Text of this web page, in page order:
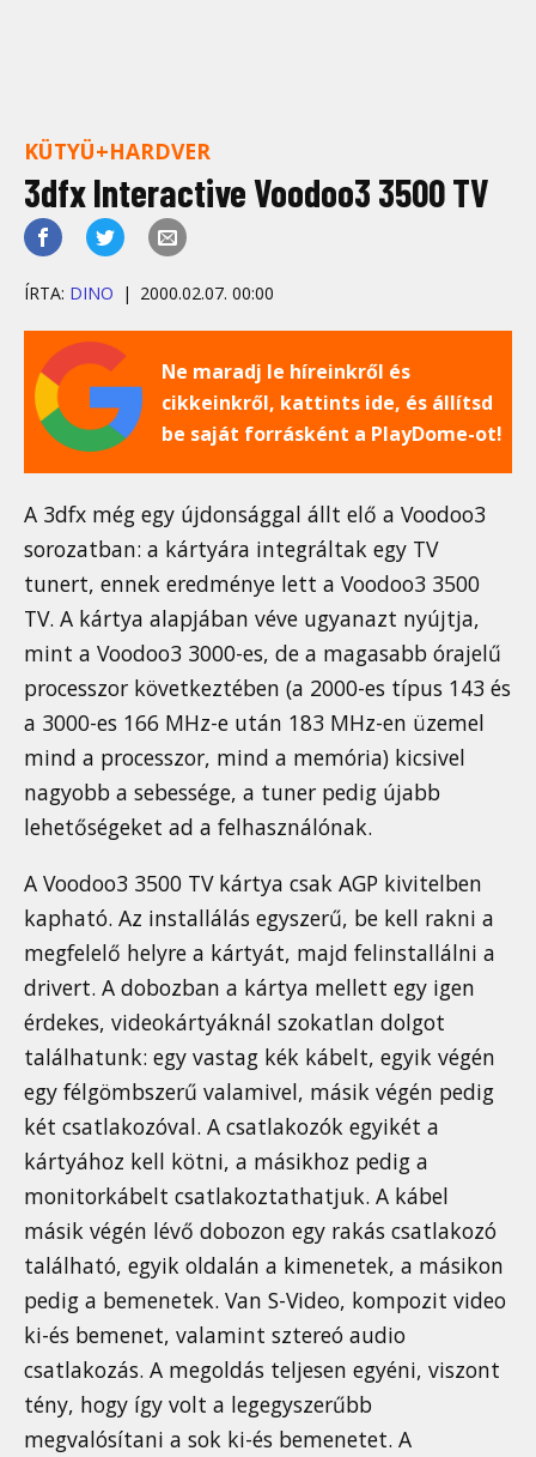
KÜTYÜ+HARDVER
3dfx Interactive Voodoo3 3500 TV
ÍRTA: DINO 2000.02.07. 00:00
Ne maradj le híreinkről és
cikkeinkről, kattints ide, és állítsd
be saját forrásként a PlayDome-ot!
A 3dfx még egy újdonsággal állt elő a Voodoo3
sorozatban: a kártyára integráltak egy TV
tunert, ennek eredménye lett a Voodoo3 3500
TV. A kártya alapjában véve ugyanazt nyújtja,
mint a Voodoo3 3000-es, de a magasabb órajelű
processzor következtében (a 2000-es típus 143 és
a 3000-es 166 MHz-e után 183 MHz-en üzemel
mind a processzor, mind a memória) kicsivel
nagyobb a sebessége, a tuner pedig újabb
lehetőségeket ad a felhasználónak.
A Voodoo3 3500 TV kártya csak AGP kivitelben
kapható. Az installálás egyszerű, be kell rakni a
megfelelő helyre a kártyát, majd felinstallálni a
drivert. A dobozban a kártya mellett egy igen
érdekes, videokártyáknál szokatlan dolgot
találhatunk: egy vastag kék kábelt, egyik végén
egy félgömbszerű valamivel, másik végén pedig
két csatlakozóval. A csatlakozók egyikét a
kártyához kell kötni, a másikhoz pedig a
monitorkábelt csatlakoztathatjuk. A kábel
másik végén lévő dobozon egy rakás csatlakozó
található, egyik oldalán a kimenetek, a másikon
pedig a bemenetek. Van S-Video, kompozit video
ki-és bemenet, valamint sztereó audio
csatlakozás. A megoldás teljesen egyéni, viszont
tény, hogy így volt a legegyszerűbb
megvalósítani a sok ki-és bemenetet. A